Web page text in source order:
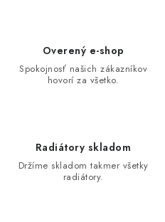
Overený e-shop
Spokojnosť našich zákazníkov
hovorí za všetko.
Radiátory skladom
Držíme skladom takmer všetky
radiátory.